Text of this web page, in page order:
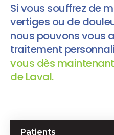
Si vous souffrez de
vertiges ou de
nous pouvons vous
traitement
vous dès
de Laval.
Patients